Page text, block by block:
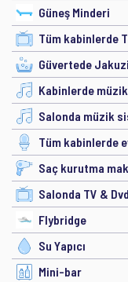
Güneş Minderi
Tüm kabinlerde
Güvertede Jakuzi
Kabinlerde
Salonda müzik
Tüm kabinlerde
Saç kurutma
Salonda TV &
Flybridge
Su Yapıcı
Mini-bar